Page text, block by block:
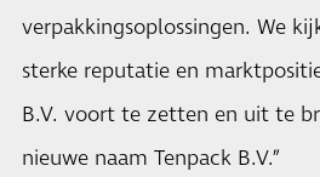
verpakkingsoplossingen. We
sterke reputatie en
B.V. voort te zetten en uit te
nieuwe naam Tenpack B.V.”